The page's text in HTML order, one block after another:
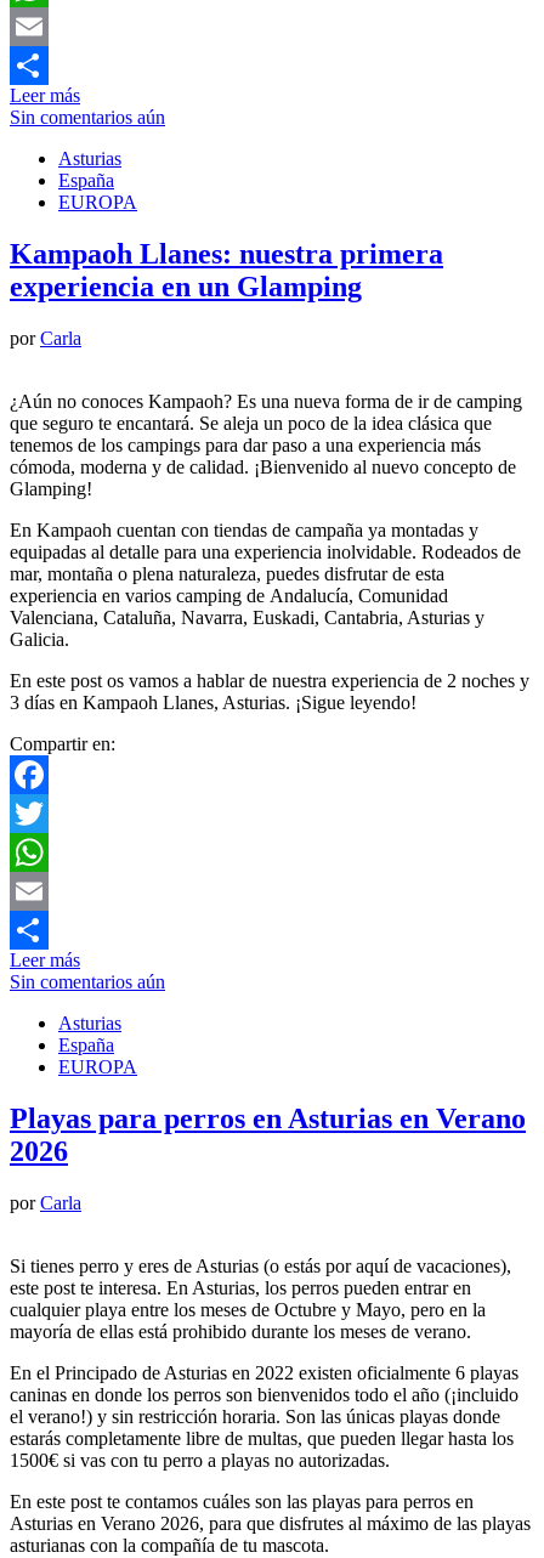
WhatsApp
Email
Compartir
Leer más
Sin comentarios aún
Asturias
España
EUROPA
Kampaoh Llanes: nuestra primera
experiencia en un Glamping
porCarla
¿Aún no conoces Kampaoh? Es una nueva forma de ir de camping
que seguro te encantará. Se aleja un poco de la idea clásica que
tenemos de los campings para dar paso a una experiencia más
cómoda, moderna y de calidad. ¡Bienvenido al nuevo concepto de
Glamping!
En Kampaoh cuentan con tiendas de campaña ya montadas y
equipadas al detalle para una experiencia inolvidable. Rodeados de
mar, montaña o plena naturaleza, puedes disfrutar de esta
experiencia en varios camping de Andalucía, Comunidad
Valenciana, Cataluña, Navarra, Euskadi, Cantabria, Asturias y
Galicia.
En este post os vamos a hablar de nuestra experiencia de 2 noches y
3 días en Kampaoh Llanes, Asturias. ¡Sigue leyendo!
Compartir en:
Facebook
Twitter
WhatsApp
Email
Compartir
Leer más
Sin comentarios aún
Asturias
España
EUROPA
Playas para perros en Asturias en Verano
2026
porCarla
Si tienes perro y eres de Asturias (o estás por aquí de vacaciones),
este post te interesa. En Asturias, los perros pueden entrar en
cualquier playa entre los meses de Octubre y Mayo, pero en la
mayoría de ellas está prohibido durante los meses de verano.
En el Principado de Asturias en 2022 existen oficialmente 6 playas
caninas en donde los perros son bienvenidos todo el año (¡incluido
el verano!) y sin restricción horaria. Son las únicas playas donde
estarás completamente libre de multas, que pueden llegar hasta los
1500€ si vas con tu perro a playas no autorizadas.
En este post te contamos cuáles son las playas para perros en
Asturias en Verano 2026, para que disfrutes al máximo de las playas
asturianas con la compañía de tu mascota.